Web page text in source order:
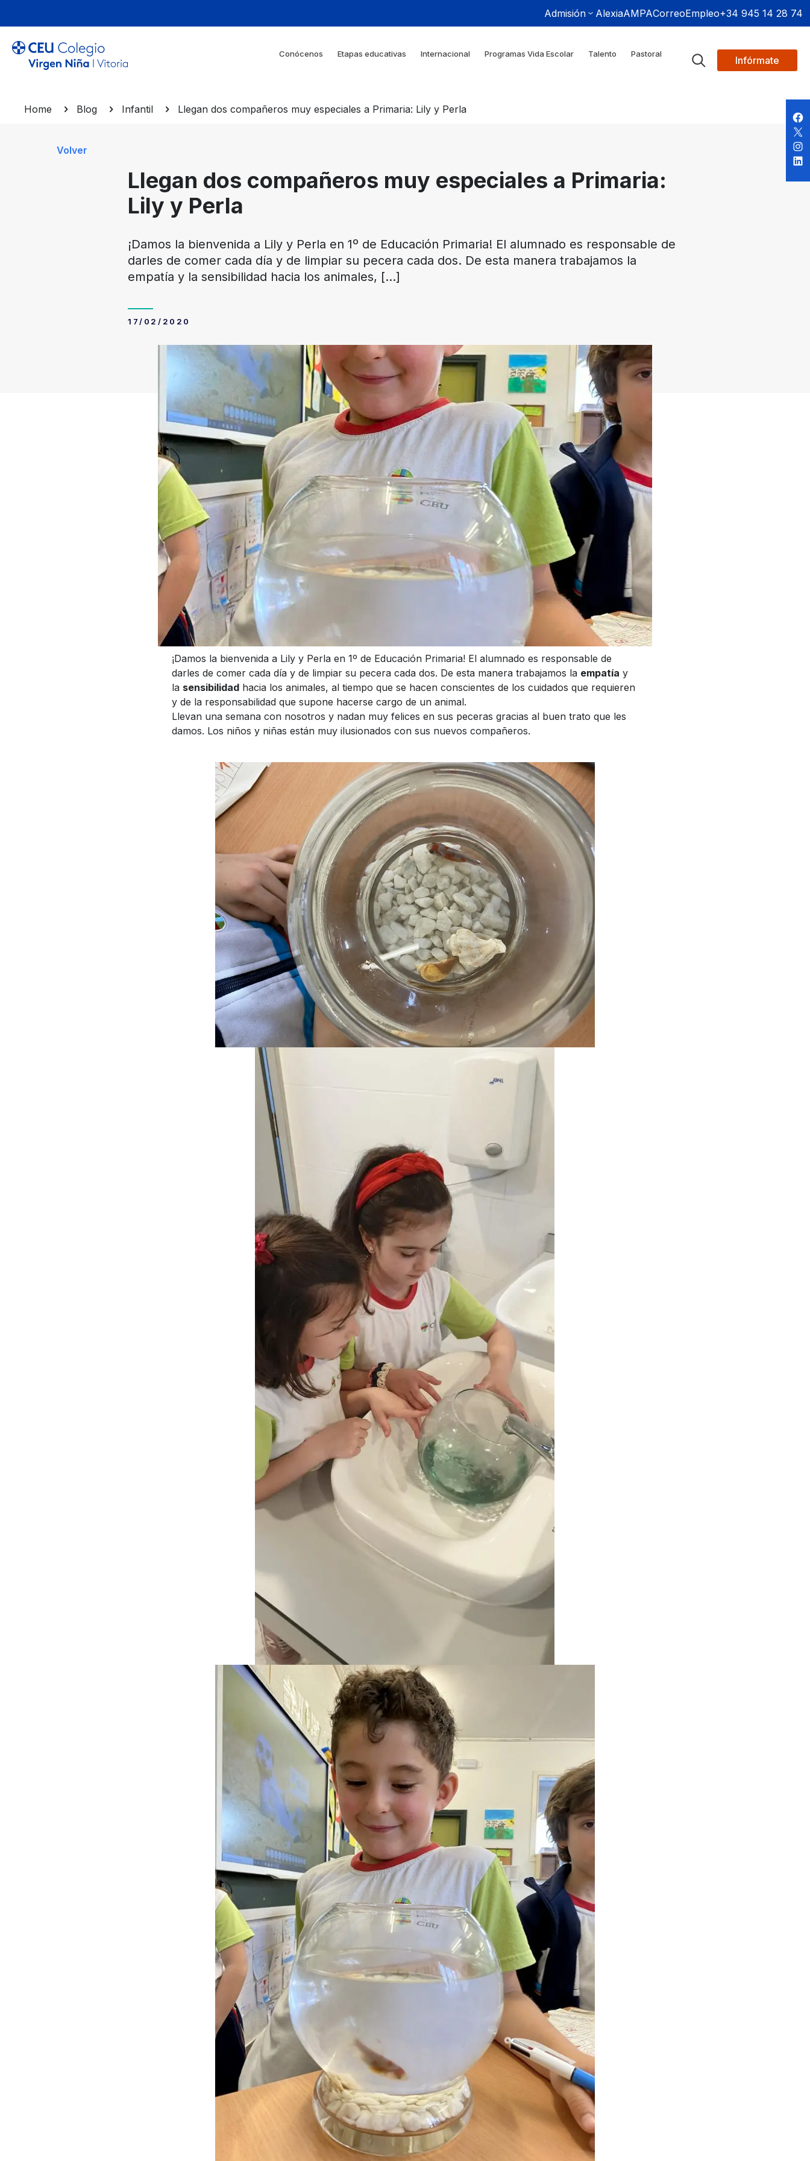
Admisión AlexiaAMPACorreoEmpleo+34 945 14 28 74
Conócenos Etapas educativas Internacional Programas Vida Escolar Talento Pastoral
Infórmate
Home Blog Infantil Llegan dos compañeros muy especiales a Primaria: Lily y Perla
Volver
Llegan dos compañeros muy especiales a Primaria:
Lily y Perla
¡Damos la bienvenida a Lily y Perla en 1º de Educación Primaria! El alumnado es responsable de
darles de comer cada día y de limpiar su pecera cada dos. De esta manera trabajamos la
empatía y la sensibilidad hacia los animales, […]
17/02/2020
¡Damos la bienvenida a Lily y Perla en 1º de Educación Primaria! El alumnado es responsable de
darles de comer cada día y de limpiar su pecera cada dos. De esta manera trabajamos la empatía y
la sensibilidadhacia los animales, al tiempo que se hacen conscientes de los cuidados que requieren
y de la responsabilidad que supone hacerse cargo de un animal.
Llevan una semana con nosotros y nadan muy felices en sus peceras gracias al buen trato que les
damos. Los niños y niñas están muy ilusionados con sus nuevos compañeros.